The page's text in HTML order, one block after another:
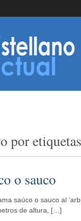
por
o sauco
saúco o sauco al
de altura, […]